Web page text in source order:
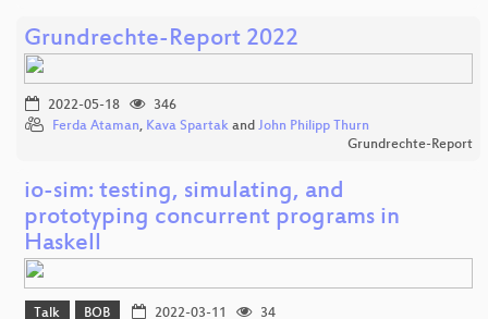
Grundrechte-Report 2022
2022-05-18
346
Ferda Ataman, Kava Spartak and John Philipp Thurn
Grundrechte-Report
io-sim: testing, simulating, and
prototyping concurrent programs in
Haskell
Talk BOB 2022-03-11 34